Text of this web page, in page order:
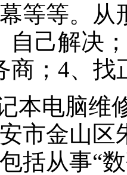
等等。从
自己解决
商；4、找
本电脑维
市金山区
括从事“